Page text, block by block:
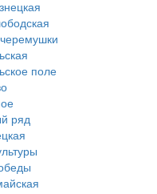
поле
ряд